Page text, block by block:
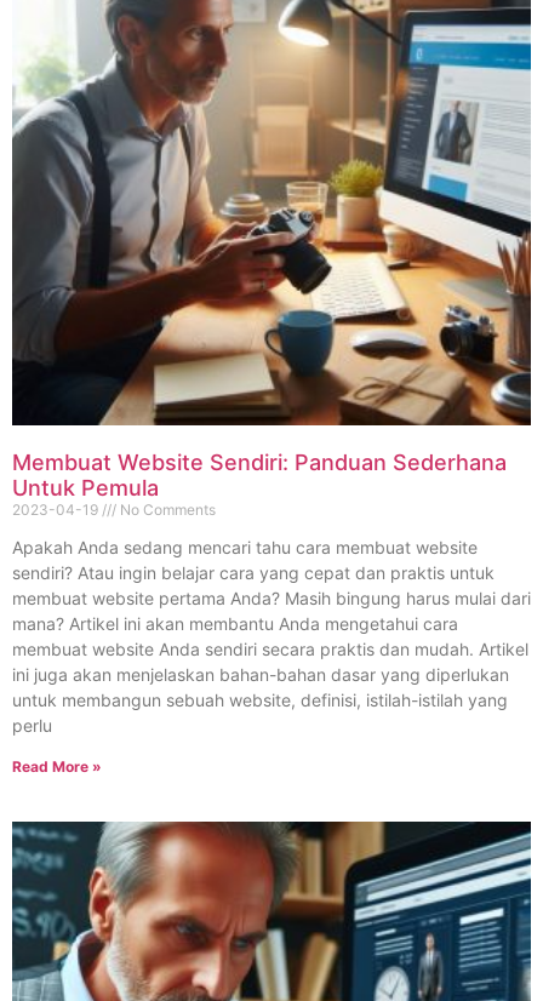
Membuat Website Sendiri: Panduan Sederhana
Untuk Pemula
2023-04-19 No Comments
Apakah Anda sedang mencari tahu cara membuat website
sendiri? Atau ingin belajar cara yang cepat dan praktis untuk
membuat website pertama Anda? Masih bingung harus mulai dari
mana? Artikel ini akan membantu Anda mengetahui cara
membuat website Anda sendiri secara praktis dan mudah. Artikel
ini juga akan menjelaskan bahan-bahan dasar yang diperlukan
untuk membangun sebuah website, definisi, istilah-istilah yang
perlu
Read More »